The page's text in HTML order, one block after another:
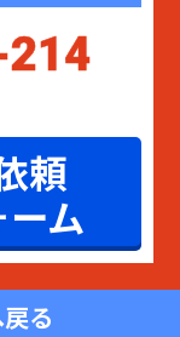
頼
ム
る